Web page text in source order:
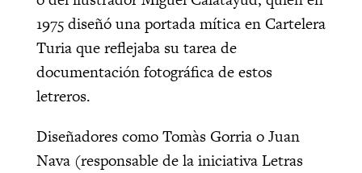
1975 diseñó una portada mítica en Cartelera
Turia que reflejaba su tarea de
documentación fotográfica de estos
letreros.
Diseñadores como Tomàs Gorria o Juan
Nava (responsable de la iniciativa Letras